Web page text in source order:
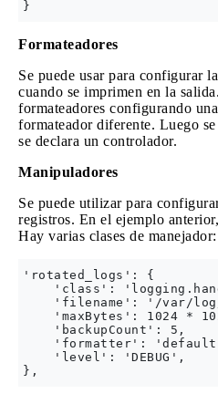
Formateadores
Se puede usar para configurar
cuando se imprimen en la
formateadores configurando
formateador diferente. Luego
se declara un controlador.
Manipuladores
Se puede utilizar para
registros. En el ejemplo
Hay varias clases de manejador:
'rotated_logs': {
'class':
'filename': '/var/
'maxBytes': 1024 *
    'backupCount': 5,
'formatter':
    'level': 'DEBUG',